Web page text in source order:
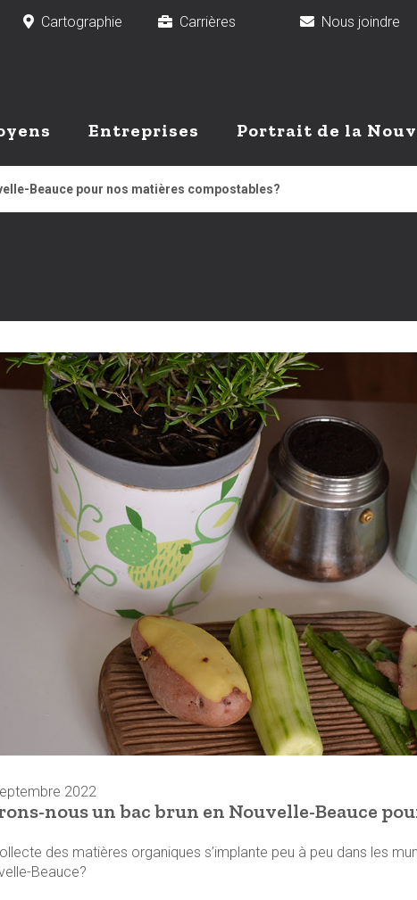
Cartographie Carrières Nous joindre
Entreprises Portrait de la
Beauce pour nos matières compostables?
2022
nous un bac brun en Nouvelle-Beauce
des matières organiques s’implante peu à peu dans les
Beauce?